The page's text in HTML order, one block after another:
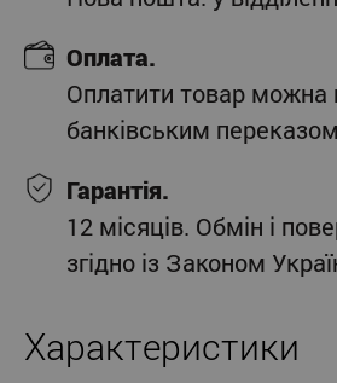
Оплата.
Оплатити товар можна
банківським
Гарантія.
12 місяців. Обмін і
згідно із Законом
Характеристики